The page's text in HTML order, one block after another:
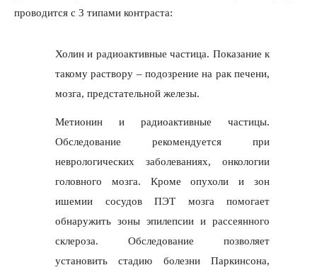
проводится с 3 типами контраста:
Холин и радиоактивные частица. Показание к
такому раствору – подозрение на рак печени,
мозга, предстательной железы.
Метионин и радиоактивные частицы.
Обследование рекомендуется при
неврологических заболеваниях, онкологии
головного мозга. Кроме опухоли и зон
ишемии сосудов ПЭТ мозга помогает
обнаружить зоны эпилепсии и рассеянного
склероза. Обследование позволяет
установить стадию болезни Паркинсона,